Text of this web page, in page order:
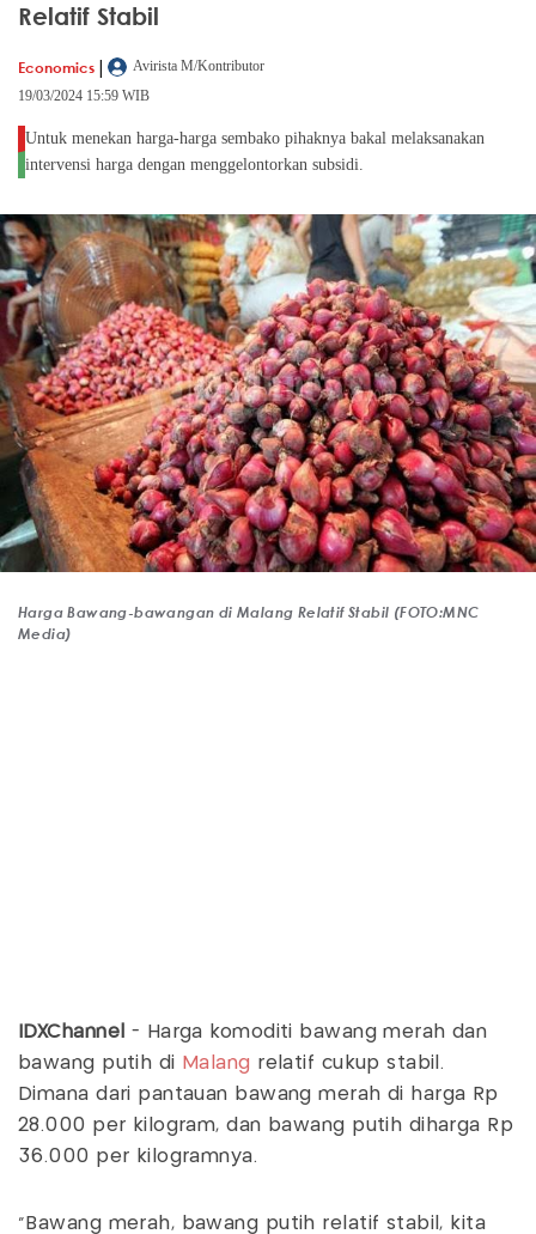
Relatif Stabil
Economics |
Avirista M/Kontributor
19/03/2024 15:59 WIB
Untuk menekan harga-harga sembako pihaknya bakal melaksanakan
intervensi harga dengan menggelontorkan subsidi.
Harga Bawang-bawangan di Malang Relatif Stabil (FOTO:MNC
Media)
IDXChannel
- Harga komoditi bawang merah dan
bawang putih di Malang relatif cukup stabil.
Dimana dari pantauan bawang merah di harga Rp
28.000 per kilogram, dan bawang putih diharga Rp
36.000 per kilogramnya.
"Bawang merah, bawang putih relatif stabil, kita